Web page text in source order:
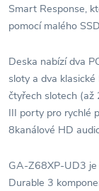
Smart Response,
pomocí malého
Deska nabízí dva
sloty a dva
čtyřech slotech (až
III porty pro rychlé
8kanálové HD
GA-Z68XP-UD3 je
Durable 3